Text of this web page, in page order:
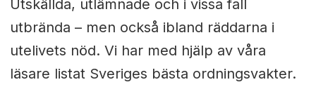
Utskällda, utlämnade och i vissa fall
utbrända – men också ibland räddarna i
utelivets nöd. Vi har med hjälp av våra
läsare listat Sveriges bästa ordningsvakter.